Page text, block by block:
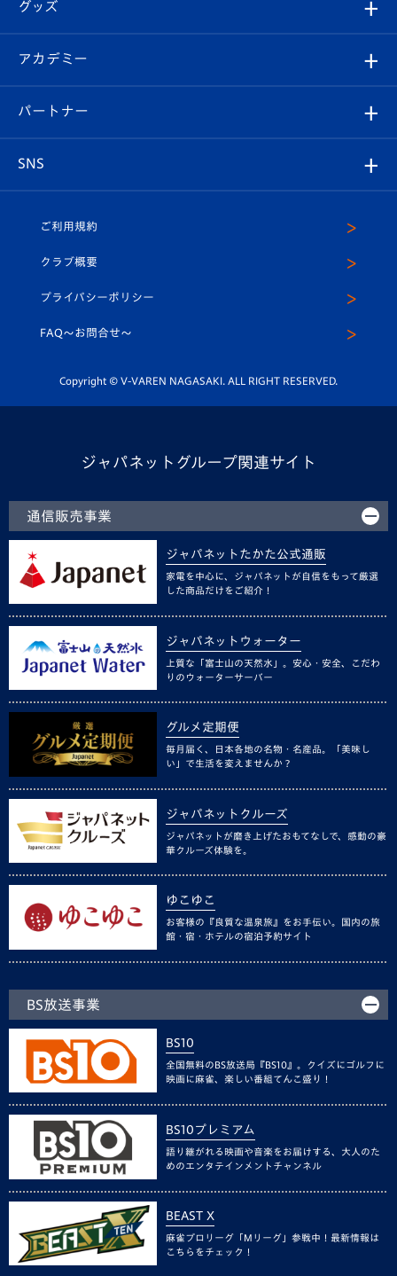
チケット
イベント
メディア
ホームタウン
スタッフプロフィール
マスコット紹介
平和祈念活動
ホームタウン活動
Revive Team
ヴィヴィくんの長崎おもてなしガイド
フォトギャラリー
スタジアムグルメ
V-LOVERS（ファンクラブ）
プレイヤーズスイート
グッズ
オンラインショップ
店舗情報
アカデミー
育成からのお知らせ
U-18
スクール
パートナー
SNS
ヴィヴィくんインスタグラム
公式LINE＠
ご利用規約
クラブ概要
プライバシーポリシー
FAQ〜お問合せ〜
Copyright © V-VAREN NAGASAKI. ALL RIGHT RESERVED.
ジャパネットグループ関連サイト
通信販売事業
ジャパネットたかた公式通販
家電を中心に、ジャパネットが自信をもって厳選
した商品だけをご紹介！
ジャパネットウォーター
上質な「富士山の天然水」。安心・安全、こだわ
りのウォーターサーバー
グルメ定期便
毎月届く、日本各地の名物・名産品。「美味し
い」で生活を変えませんか？
ジャパネットクルーズ
ジャパネットが磨き上げたおもてなしで、感動の豪
華クルーズ体験を。
ゆこゆこ
お客様の『良質な温泉旅』をお手伝い。国内の旅
館・宿・ホテルの宿泊予約サイト
BS放送事業
BS10
全国無料のBS放送局『BS10』。クイズにゴルフに
映画に麻雀、楽しい番組てんこ盛り！
BS10プレミアム
語り継がれる映画や音楽をお届けする、大人のた
めのエンタテインメントチャンネル
BEAST X
麻雀プロリーグ「Mリーグ」参戦中！最新情報は
こちらをチェック！